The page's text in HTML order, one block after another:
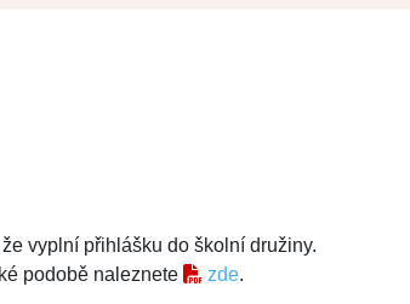
vyplní přihlášku do školní družiny.
podobě naleznete
zde.